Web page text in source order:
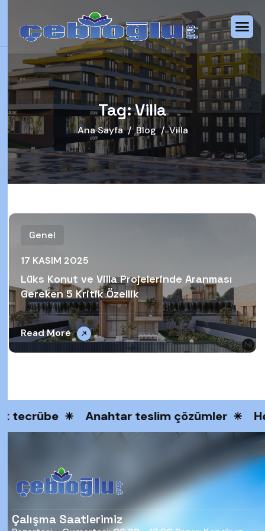
Tag: Villa
Ana Sayfa Blog Villa
Genel
17 KASIM 2025
Lüks Konut ve Villa Projelerinde Aranması
Gereken 5 Kritik Özellik
Read More
tecrübe Anahtar teslim çözümler
Çalışma Saatlerimiz